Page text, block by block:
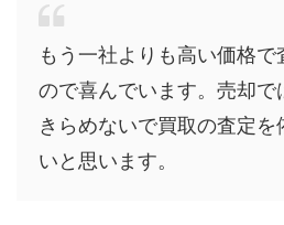
もう一社よりも高い価格
ので喜んでいます。売却で
きらめないで買取の査定
いと思います。